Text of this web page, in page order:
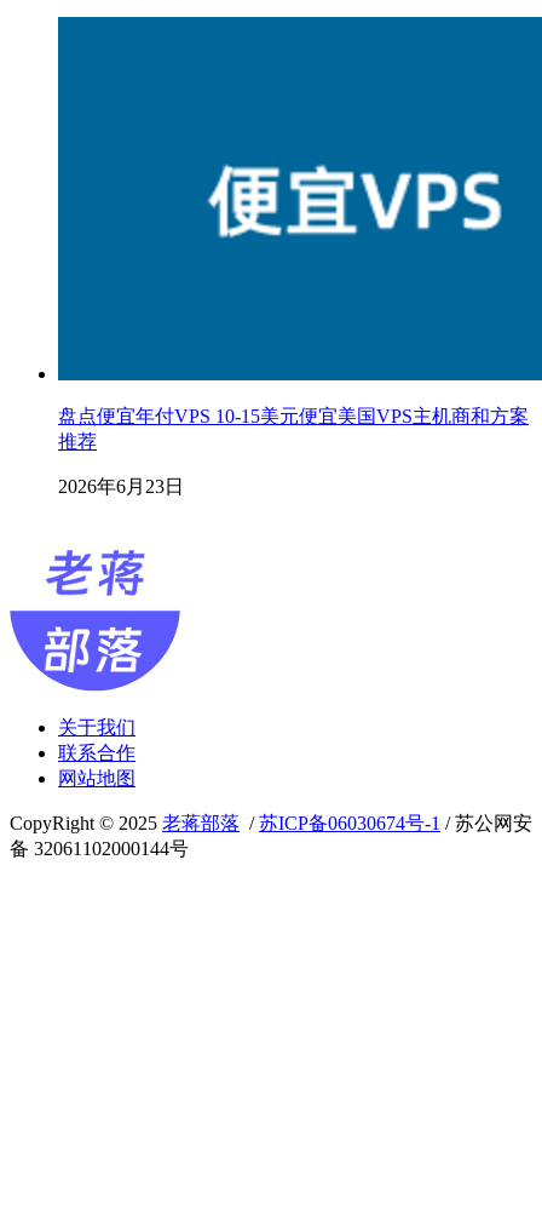
盘点便宜年付VPS 10-15美元便宜美国VPS主机商和方案
推荐
2026年6月23日
关于我们
联系合作
网站地图
CopyRight © 2025 老蒋部落 /苏ICP备06030674号-1 / 苏公网安
备 32061102000144号